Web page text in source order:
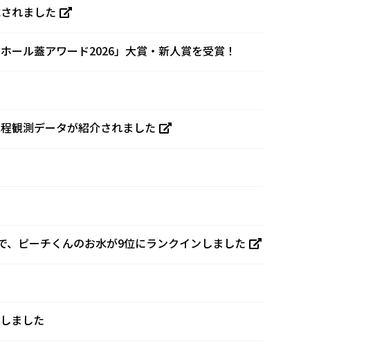
れました
ル蓋アワード2026」大賞・新人賞を受賞！
観測データが紹介されました
ピーチくんのお水が9位にランクインしました
ました